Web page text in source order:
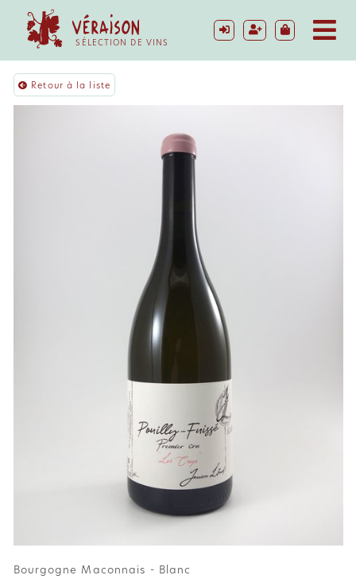
SÉLECTION DE VINS
Retour à la liste
Bourgogne Maconnais - Blanc